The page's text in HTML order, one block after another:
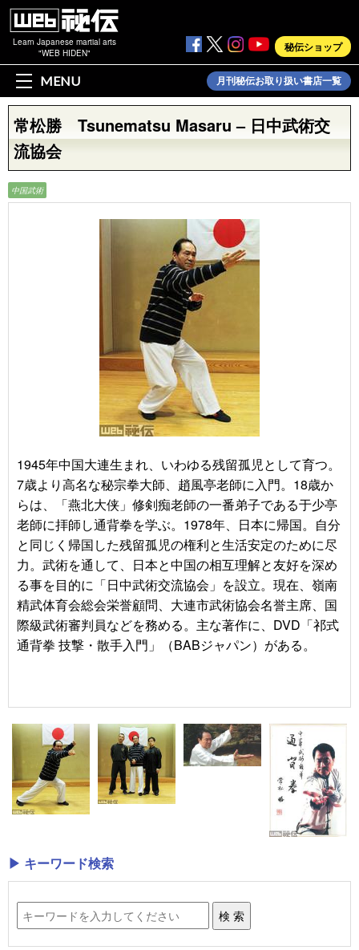
Learn Japanese martial arts
"WEB HIDEN"
秘伝ショップ
MENU 月刊秘伝お取り扱い書店一覧
常松勝 Tsunematsu Masaru – 日中武術交
流協会
中国武術
1945年中国大連生まれ、いわゆる残留孤児として育つ。
7歳より高名な秘宗拳大師、趙風亭老師に入門。18歳か
らは、「燕北大侠」修剣痴老師の一番弟子である于少亭
老師に拝師し通背拳を学ぶ。1978年、日本に帰国。自分
と同じく帰国した残留孤児の権利と生活安定のために尽
力。武術を通して、日本と中国の相互理解と友好を深め
る事を目的に「日中武術交流協会」を設立。現在、嶺南
精武体育会総会栄誉顧問、大連市武術協会名誉主席、国
際級武術審判員などを務める。主な著作に、DVD「祁式
通背拳 技撃・散手入門」（BABジャパン）がある。
▶ キーワード検索